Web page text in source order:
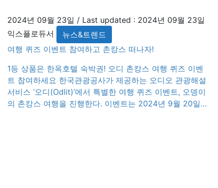
2024년 09월 23일 / Last updated : 2024년 09월 23일
익스플로듀서
뉴스&트렌드
여행 퀴즈 이벤트 참여하고 촌캉스 떠나자!
1등 상품은 한옥호텔 숙박권! 오디 촌캉스 여행 퀴즈 이벤
트 참여하세요 한국관광공사가 제공하는 오디오 관광해설
서비스 ‘오디(Odlit)’에서 특별한 여행 퀴즈 이벤트, 오뎅이
의 촌캉스 여행을 진행한다. 이벤트는 2024년 9월 20일